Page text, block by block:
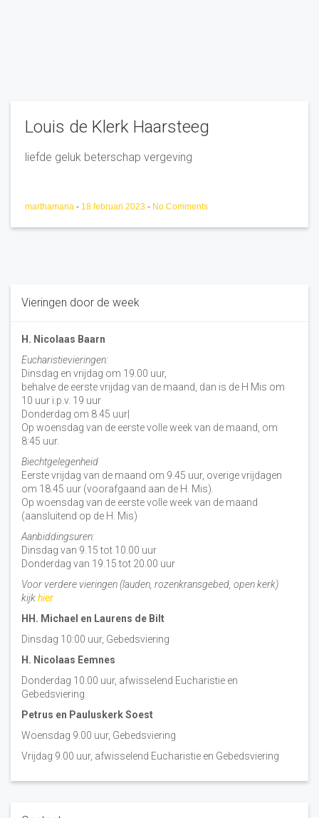
Louis de Klerk Haarsteeg
liefde geluk beterschap vergeving
marthamaria - 18 februari 2023 - No Comments
Vieringen door de week
H. Nicolaas Baarn
Eucharistievieringen:
Dinsdag en vrijdag om 19.00 uur,
behalve de eerste vrijdag van de maand, dan is de H Mis om
10 uur i.p.v. 19 uur
Donderdag om 8.45 uur|
Op woensdag van de eerste volle week van de maand, om
8:45 uur.
Biechtgelegenheid
Eerste vrijdag van de maand om 9.45 uur, overige vrijdagen
om 18.45 uur (voorafgaand aan de H. Mis).
Op woensdag van de eerste volle week van de maand
(aansluitend op de H. Mis)
Aanbiddingsuren:
Dinsdag van 9.15 tot 10.00 uur
Donderdag van 19.15 tot 20.00 uur
Voor verdere vieringen (lauden, rozenkransgebed, open kerk)
kijkhier
HH. Michael en Laurens de Bilt
Dinsdag 10:00 uur, Gebedsviering
H. Nicolaas Eemnes
Donderdag 10.00 uur, afwisselend Eucharistie en
Gebedsviering
Petrus en Pauluskerk Soest
Woensdag 9.00 uur, Gebedsviering
Vrijdag 9.00 uur, afwisselend Eucharistie en Gebedsviering